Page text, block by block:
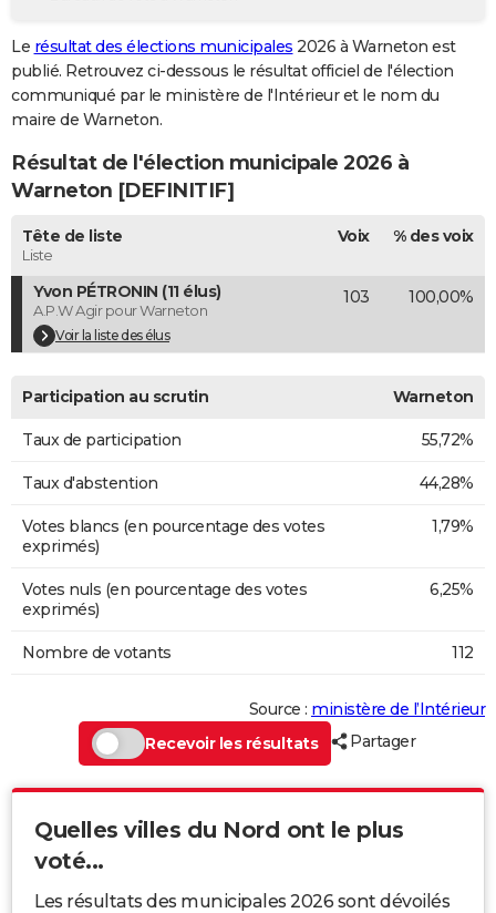
GUIDES D'ACHAT
BONS PLANS
CARTE DE VOEUX
Carte de Noël
Carte Bonne année
Carte Saint-Valentin
Carte Pâques
Carte d'anniversaire
Dictionnaire
Biographies
Citations
Expressions
Proverbes
PROGRAMME TV
COPAINS D'AVANT
S'inscrire
Se connecter
Lycées
Collèges
Primaires
Universités
Entreprises
Service militaire
Avis de recherche
AVIS DE DÉCÈS
FORUM
Le résultat des élections municipales 2026 à Warneton est
publié. Retrouvez ci-dessous le résultat officiel de l'élection
communiqué par le ministère de l'Intérieur et le nom du
maire de Warneton.
Résultat de l'élection municipale 2026 à
Warneton [DEFINITIF]
Tête de liste
Liste
Voix % des voix
Yvon PÉTRONIN (11 élus)
A.P.W Agir pour Warneton
Voir la liste des élus
103 100,00%
Participation au scrutin Warneton
Taux de participation 55,72%
Taux d'abstention 44,28%
Votes blancs (en pourcentage des votes
exprimés)
1,79%
Votes nuls (en pourcentage des votes
exprimés)
6,25%
Nombre de votants 112
Source : ministère de l’Intérieur
Recevoir les résultats
Partager
Quelles villes du Nord ont le plus
voté...
Les résultats des municipales 2026 sont dévoilés